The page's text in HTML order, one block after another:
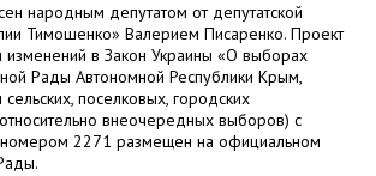
народным депутатом от депутатской
Тимошенко» Валерием Писаренко. Проект
изменений в Закон Украины «О выборах
Рады Автономной Республики Крым,
поселковых, городских
внеочередных выборов) с
номером 2271 размещен на официальном